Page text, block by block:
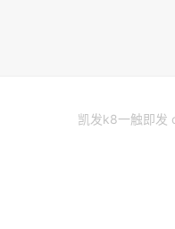
凯发k8一触即发